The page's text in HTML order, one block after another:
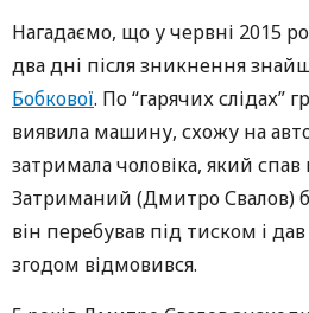
Нагадаємо, що у червні 2015
два дні після зникнення
Бобкової. По “гарячих слідах”
виявила машину, схожу на
затримала чоловіка, який
Затриманий (Дмитро Свалов)
він перебував під тиском і
згодом відмовився.